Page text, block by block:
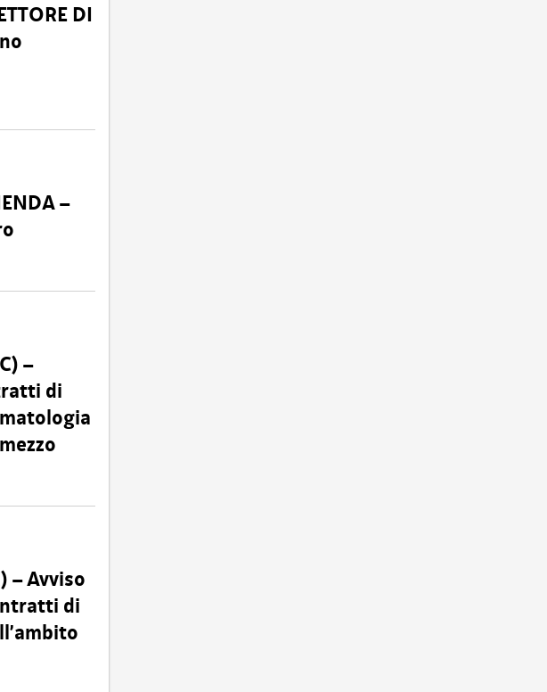
DI
–
–
di
– Avviso
di